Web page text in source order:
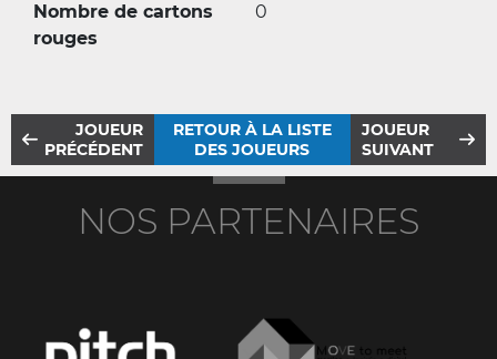
Nombre de cartons
rouges
0
JOUEUR
PRÉCÉDENT
RETOUR À LA LISTE
DES JOUEURS
JOUEUR
SUIVANT
NOS PARTENAIRES